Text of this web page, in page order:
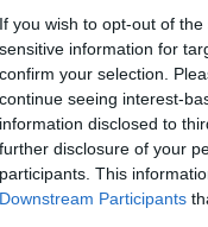
If you wish to opt-out of
sensitive information for
confirm your selection.
continue seeing interest-
information disclosed to
further disclosure of your
participants. This
Downstream Participants
Τέλος
by